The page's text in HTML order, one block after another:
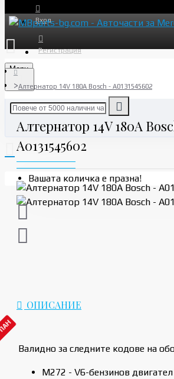
Вход
Регистрация
Menu
Вашата количка е празна!
Алтернатор 14V 180A Bosch - A0131545602
Алтернатор 14V 180A
A0131545602
ОПИСАНИЕ
Валидно за следните кодове на
M272 - V6-бензинов